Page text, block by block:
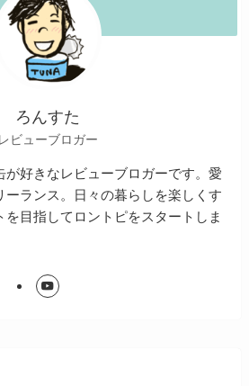
ろんすた
レビューブロガー
が好きなレビューブロガーです。愛
ーランス。日々の暮らしを楽しくす
を目指してロントピをスタートしま